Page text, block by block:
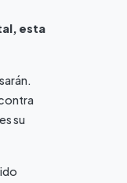
esta
su